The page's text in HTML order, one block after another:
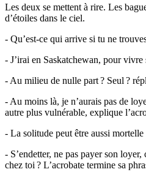
Les deux se mettent à rire. Les
d’étoiles dans le ciel.
- Qu’est-ce qui arrive si tu ne
- J’irai en Saskatchewan, pour vivre
- Au milieu de nulle part ? Seul ?
- Au moins là, je n’aurais pas de
autre plus vulnérable, explique
- La solitude peut être aussi
- S’endetter, ne pas payer son
chez toi ? L’acrobate termine sa